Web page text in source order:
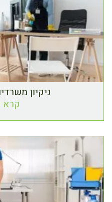
ניקיון
קרא